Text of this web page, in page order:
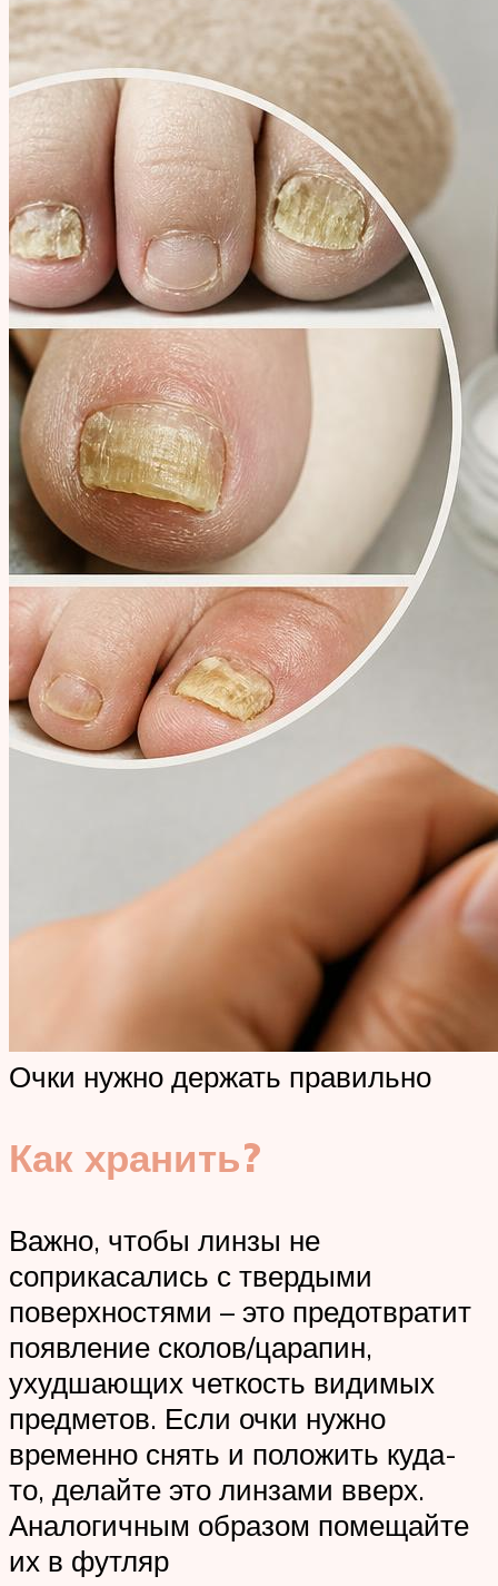
Очки нужно держать правильно
Как хранить?
Важно, чтобы линзы не
соприкасались с твердыми
поверхностями – это предотвратит
появление сколов/царапин,
ухудшающих четкость видимых
предметов. Если очки нужно
временно снять и положить куда-
то, делайте это линзами вверх.
Аналогичным образом помещайте
их в футляр